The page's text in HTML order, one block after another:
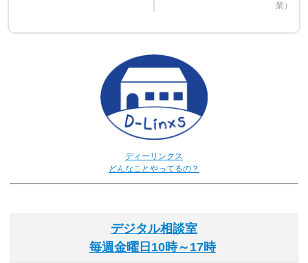
業）
ディーリンクス
どんなことやってるの？
デジタル相談室
毎週金曜日10時～17時